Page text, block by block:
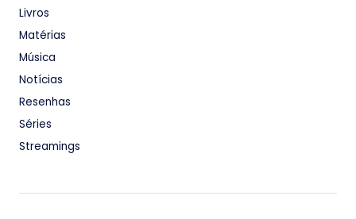
Livros
Matérias
Música
Notícias
Resenhas
Séries
Streamings